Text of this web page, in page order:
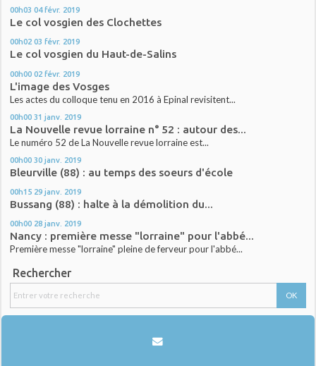
00h03 04 févr. 2019
Le col vosgien des Clochettes
00h02 03 févr. 2019
Le col vosgien du Haut-de-Salins
00h00 02 févr. 2019
L'image des Vosges
Les actes du colloque tenu en 2016 à Epinal revisitent...
00h00 31 janv. 2019
La Nouvelle revue lorraine n° 52 : autour des...
Le numéro 52 de La Nouvelle revue lorraine est...
00h00 30 janv. 2019
Bleurville (88) : au temps des soeurs d'école
00h15 29 janv. 2019
Bussang (88) : halte à la démolition du...
00h00 28 janv. 2019
Nancy : première messe "lorraine" pour l'abbé...
Première messe "lorraine" pleine de ferveur pour l'abbé...
Rechercher